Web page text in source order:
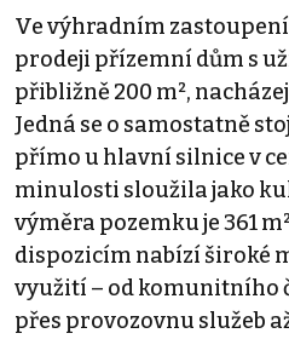
Ve výhradním
prodeji přízemní dům s
přibližně 200 m²,
Jedná se o samostatně
přímo u hlavní silnice v
minulosti sloužila jako
výměra pozemku je 361
dispozicím nabízí široké
využití – od komunitního
přes provozovnu služeb